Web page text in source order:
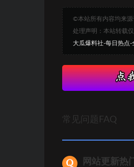
©本站所有内容均来源
处理声明：本站转载
大瓜爆料社-每日热点-
常见问题FAQ
网站更新热